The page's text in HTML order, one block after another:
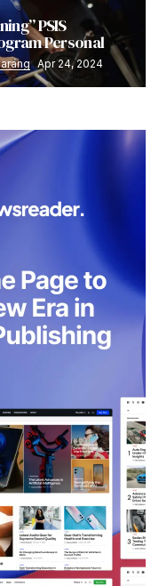
PSIS
Personal
Apr 24, 2024